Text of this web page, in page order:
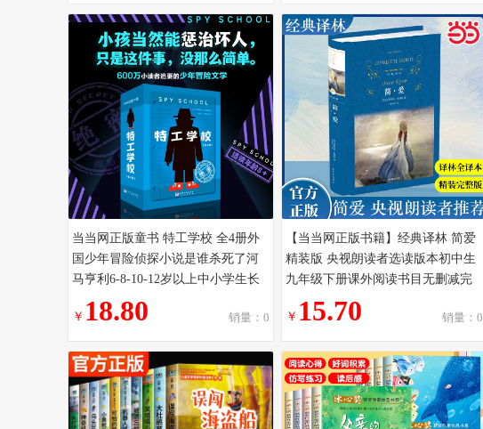
当当网正版童书 特工学校 全4册外
国少年冒险侦探小说是谁杀死了河
马亨利6-8-10-12岁以上中小学生长
篇侦探悬疑小说文学阅读 书籍
￥ 18.80 销量：0
【当当网正版书籍】经典译林 简爱
精装版 央视朗读者选读版本初中生
九年级下册课外阅读书目无删减完
整版 世界名著文学小说
￥ 15.70 销量：0